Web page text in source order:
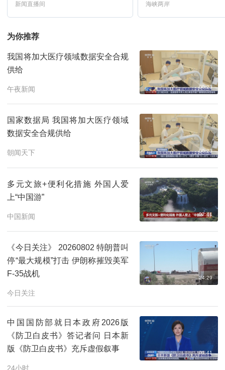
21:00 新闻直播间
21:12
22:00 预约
01:00 新闻直播间 预约
01:12 新闻周刊 预约
新闻直播间 海峡两岸
为你推荐
我国将加大医疗领域数据安全合规
供给
午夜新闻 00:23
国家数据局 我国将加大医疗领域
数据安全合规供给
朝闻天下 00:23
多元文旅+便利化措施 外国人爱
上“中国游”
中国新闻 02:41
《今日关注》 20260802 特朗普叫
停“最大规模”打击 伊朗称摧毁美军
F-35战机
今日关注
24:29
中国国防部就日本政府2026版
《防卫白皮书》答记者问 日本新
版《防卫白皮书》充斥虚假叙事
24小时
01:41